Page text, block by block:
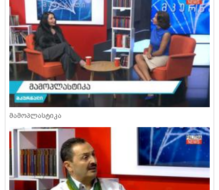
მამოპლასტიკა